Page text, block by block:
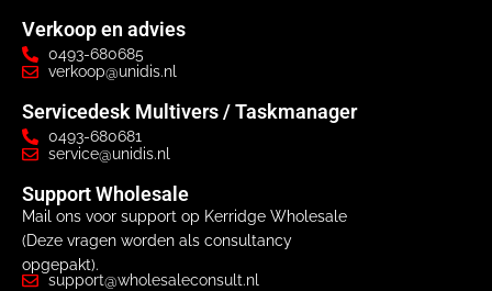
Verkoop en advies
0493-680685
verkoop@unidis.nl
Servicedesk Multivers / Taskmanager
0493-680681
service@unidis.nl
Support Wholesale
Mail ons voor support op Kerridge Wholesale
(Deze vragen worden als consultancy
opgepakt).
support@wholesaleconsult.nl